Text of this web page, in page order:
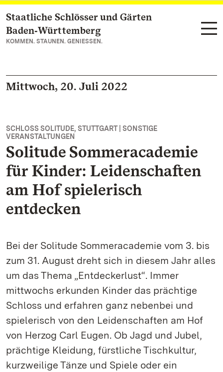
Zum Hauptinhalt springen
Staatliche Schlösser und Gärten
Baden‑Württemberg
KOMMEN. STAUNEN. GENIESSEN.
Mittwoch, 20. Juli 2022
SCHLOSS SOLITUDE, STUTTGART | SONSTIGE
VERANSTALTUNGEN
Solitude Sommeracademie
für Kinder: Leidenschaften
am Hof spielerisch
entdecken
Bei der Solitude Sommeracademie vom 3. bis
zum 31. August dreht sich in diesem Jahr alles
um das Thema „Entdeckerlust“. Immer
mittwochs erkunden Kinder das prächtige
Schloss und erfahren ganz nebenbei und
spielerisch von den Leidenschaften am Hof
von Herzog Carl Eugen. Ob Jagd und Jubel,
prächtige Kleidung, fürstliche Tischkultur,
kurzweilige Tänze und Spiele oder ein